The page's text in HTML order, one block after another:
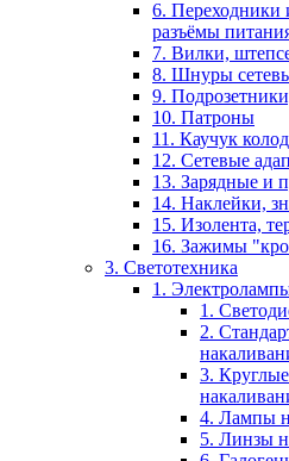
6. Переходники
разъёмы
7. Вилки,
8. Шнуры
9.
10. Патроны
11. Каучук
12. Сетевые
13. Зарядные и
14. Наклейки,
15. Изолента,
16. Зажимы
3. Светотехника
1.
1.
2.
3.
4. Лампы
5. Линзы